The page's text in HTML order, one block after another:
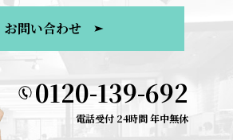
お問い合わせ
0120-139-692
電話受付 24時間 年中無休